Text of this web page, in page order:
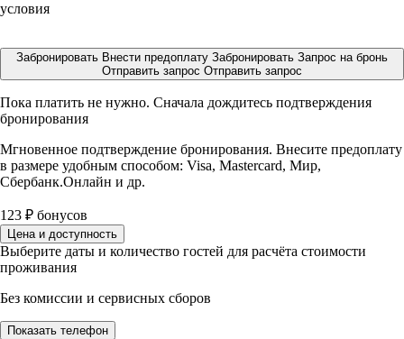
условия
Забронировать Внести предоплату Забронировать Запрос на бронь
Отправить запрос Отправить запрос
Пока платить не нужно. Сначала дождитесь подтверждения
бронирования
Мгновенное подтверждение бронирования. Внесите предоплату
в размере удобным способом: Visa, Mastercard, Мир,
Сбербанк.Онлайн и др.
123 ₽ бонусов
Цена и доступность
Выберите даты и количество гостей для расчёта стоимости
проживания
Без комиссии и сервисных сборов
Показать телефон